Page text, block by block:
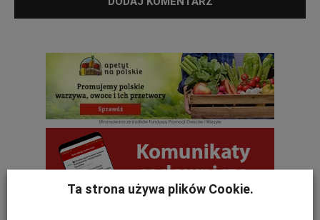
Ta strona używa plików Cookie.